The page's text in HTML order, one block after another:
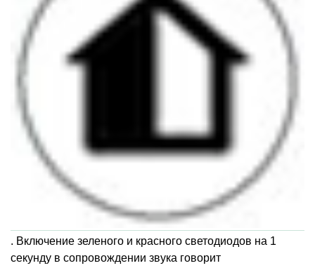
. Включение зеленого и красного светодиодов на 1
секунду в сопровождении звука говорит